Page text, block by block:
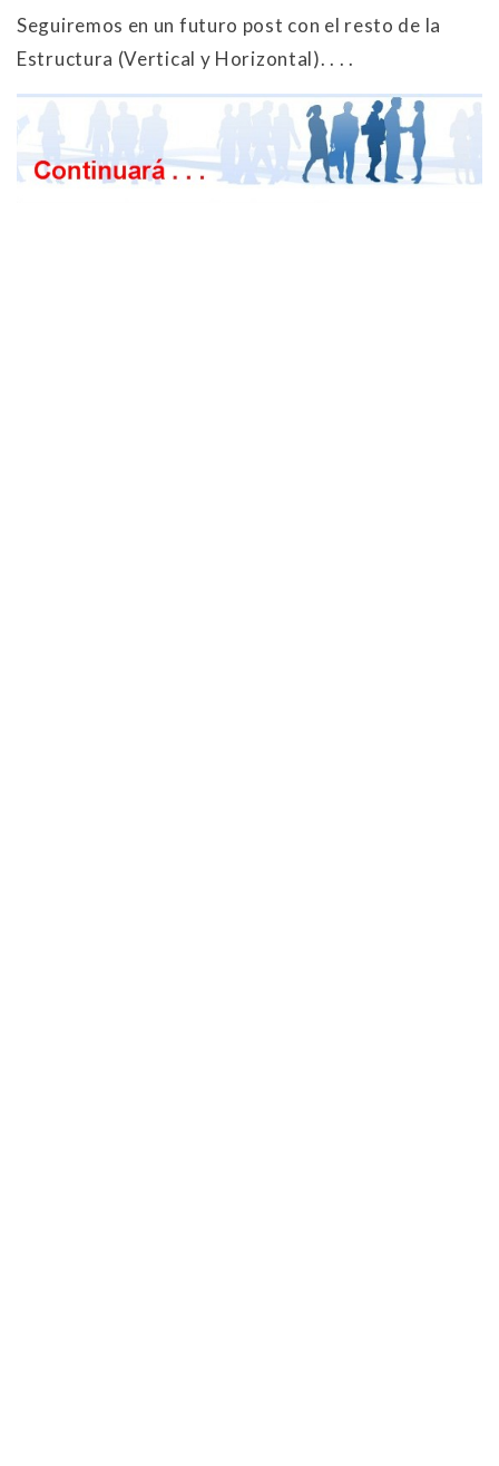
Seguiremos en un futuro post con el resto de la
Estructura (Vertical y Horizontal). . . .